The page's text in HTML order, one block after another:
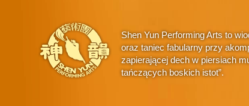
Shen Yun Performing Arts to
oraz taniec fabularny przy
zapierającej dech w piersiach
tańczących boskich istot”.